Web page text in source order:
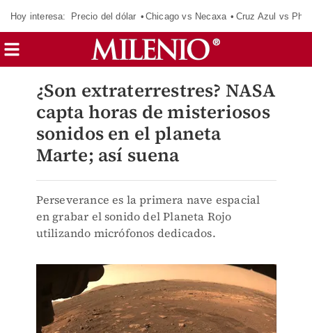
Hoy interesa: Precio del dólar Chicago vs Necaxa Cruz Azul vs
¿Son extraterrestres? NASA
capta horas de misteriosos
sonidos en el planeta
Marte; así suena
Perseverance es la primera nave espacial
en grabar el sonido del Planeta Rojo
utilizando micrófonos dedicados.